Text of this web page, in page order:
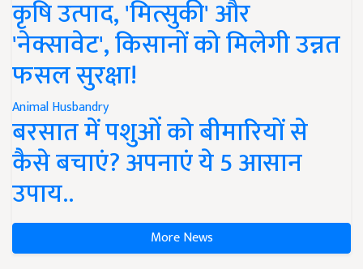
कृषि उत्पाद, 'मित्सुकी' और
'नेक्सावेट', किसानों को मिलेगी उन्नत
फसल सुरक्षा!
Animal Husbandry
बरसात में पशुओं को बीमारियों से
कैसे बचाएं? अपनाएं ये 5 आसान
उपाय..
More News